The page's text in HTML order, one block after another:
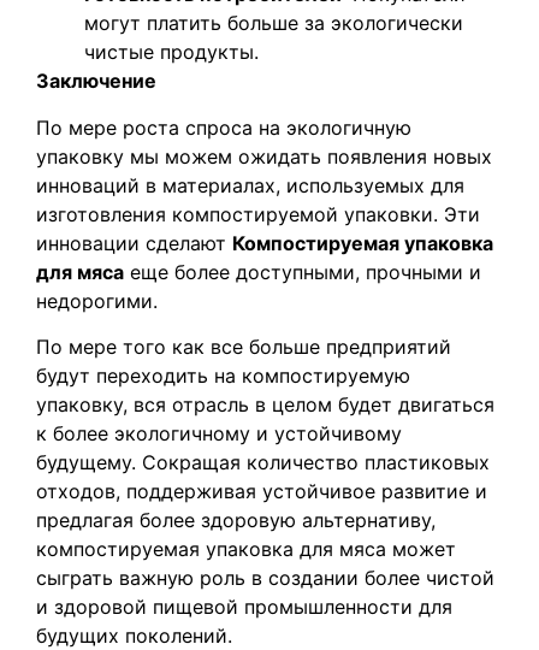
могут платить больше за экологически
чистые продукты.
Заключение
По мере роста спроса на экологичную
упаковку мы можем ожидать появления новых
инноваций в материалах, используемых для
изготовления компостируемой упаковки. Эти
инновации сделают Компостируемая упаковка
для мяса еще более доступными, прочными и
недорогими.
По мере того как все больше предприятий
будут переходить на компостируемую
упаковку, вся отрасль в целом будет двигаться
к более экологичному и устойчивому
будущему. Сокращая количество пластиковых
отходов, поддерживая устойчивое развитие и
предлагая более здоровую альтернативу,
компостируемая упаковка для мяса может
сыграть важную роль в создании более чистой
и здоровой пищевой промышленности для
будущих поколений.